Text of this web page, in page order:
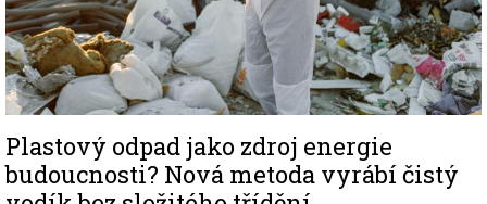
Plastový odpad jako zdroj energie
budoucnosti? Nová metoda vyrábí čistý